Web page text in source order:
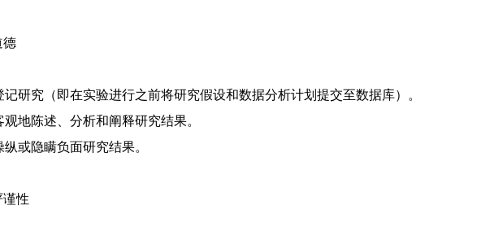
研究（即在实验进行之前将研究假设和数据分析计划提交至数据库）。
地陈述、分析和阐释研究结果。
或隐瞒负面研究结果。
性